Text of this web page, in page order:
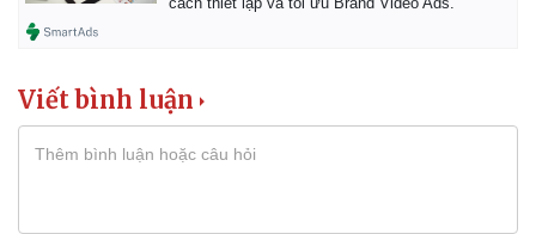
Viết bình luận